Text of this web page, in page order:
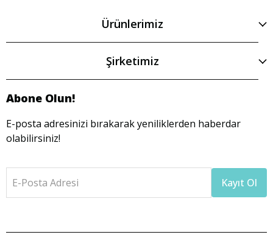
Ürünlerimiz
Şirketimiz
Abone Olun!
E-posta adresinizi bırakarak yeniliklerden haberdar
olabilirsiniz!
E-Posta Adresi Kayıt Ol